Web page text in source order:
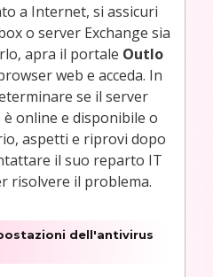
a Internet, si assicuri
o server Exchange sia
apra il portale Outlo
web e acceda. In
se il server
online e disponibile o
aspetti e riprovi dopo
il suo reparto IT
risolvere il problema.
dell'antivirus